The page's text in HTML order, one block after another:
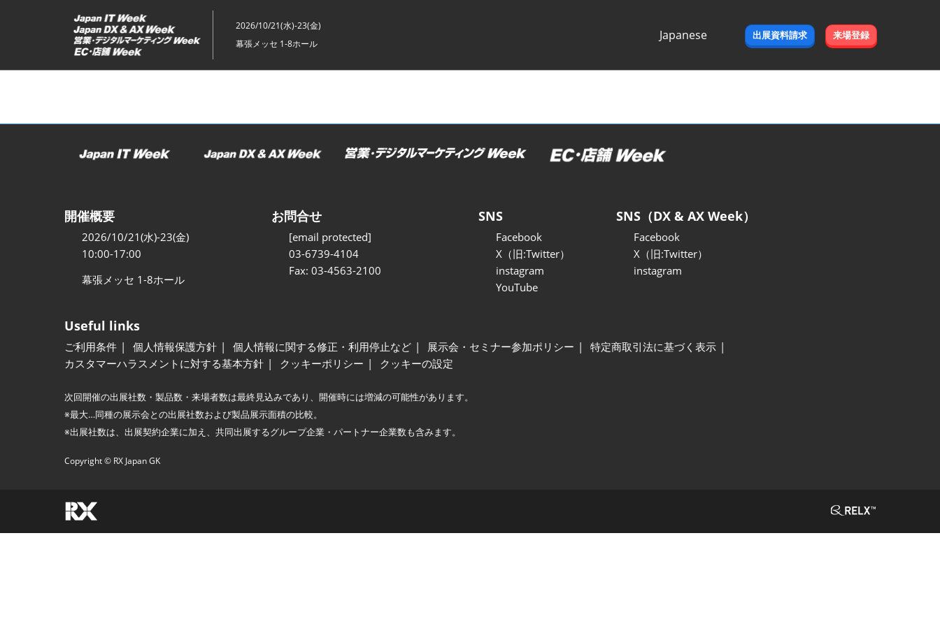
ッ
2026/10/21(水)-23(金)
幕張メッセ 1-8ホール
Japanese
出展資料請求 来場登録
開催概要
2026/10/21(水)-23(金)
10:00-17:00
幕張メッセ 1-8ホール
お問合せ
[email protected]
03-6739-4104
Fax: 03-4563-2100
SNS
Facebook
X（旧:Twitter）
instagram
YouTube
SNS（DX & AX Week）
Facebook
X（旧:Twitter）
instagram
Useful links
ご利用条件 個人情報保護方針 個人情報に関する修正・利用停止など 展示会・セミナー参加ポリシー
特定商取引法に基づく表示
カスタマーハラスメントに対する基本方針
クッキーポリシー クッキーの設定
次回開催の出展社数・製品数・来場者数は最終見込みであり、開催時には増減の可能性があります。
※最大…同種の展示会との出展社数および製品展示面積の比較。
※出展社数は、出展契約企業に加え、共同出展するグループ企業・パートナー企業数も含みます。
Copyright © RX Japan GK